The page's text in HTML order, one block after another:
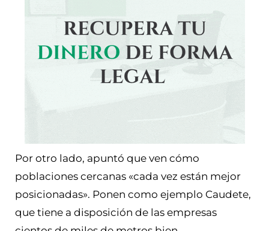
Por otro lado, apuntó que ven cómo
poblaciones cercanas «cada vez están mejor
posicionadas». Ponen como ejemplo Caudete,
que tiene a disposición de las empresas